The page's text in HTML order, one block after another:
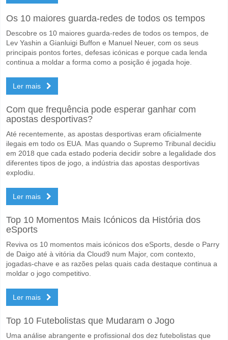
Qual é a previsão de resultado correcto para
No lado arriscado, pode tentar o Resultado Correto de 3-1 que tem a
Os 10 maiores guarda-redes de todos os tempos
Descobre os 10 maiores guarda-redes de todos os tempos, de
Lev Yashin a Gianluigi Buffon e Manuel Neuer, com os seus
principais pontos fortes, defesas icónicas e porque cada lenda
continua a moldar a forma como a posição é jogada hoje.
Ler mais
Com que frequência pode esperar ganhar com
apostas desportivas?
Até recentemente, as apostas desportivas eram oficialmente
ilegais em todo os EUA. Mas quando o Supremo Tribunal decidiu
em 2018 que cada estado poderia decidir sobre a legalidade dos
diferentes tipos de jogo, a indústria das apostas desportivas
explodiu.
Ler mais
Top 10 Momentos Mais Icónicos da História dos
eSports
Reviva os 10 momentos mais icónicos dos eSports, desde o Parry
de Daigo até à vitória da Cloud9 num Major, com contexto,
jogadas-chave e as razões pelas quais cada destaque continua a
moldar o jogo competitivo.
Ler mais
Top 10 Futebolistas que Mudaram o Jogo
Uma análise abrangente e profissional dos dez futebolistas que